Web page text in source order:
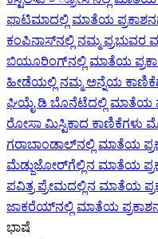
ಫಾಟಿಮಾದಲ್ಲಿ ಮಾತೆಯ
ಕಂಪಿನಾಸ್‌ನಲ್ಲಿ ನಮ್ಮ ಪ್ರಭುವರ
ಬಿಯೂರಿಂಗ್‌ನಲ್ಲಿ ಮಾತೆಯ
ಹೀಡೆಯಲ್ಲಿ ನಮ್ಮ ಅನ್ನೆಯ
ಘಿಯೈ ಡಿ ಬೊನೆಟೆದಲ್ಲಿ ಮಾತೆಯ
ರೋಸಾ ಮಿಸ್ಟಿಕಾದ ಕಾಣಿಕೆಗಳು
ಗರಾಬಾಂಡಾಲ್‌ನಲ್ಲಿ ಮಾತೆಯ
ಮೆಡ್ಜುಜೋರ್‌ಗೆಲ್ಲಿನ ಮಾತೆಯ
ಪವಿತ್ರ ಪ್ರೇಮದಲ್ಲಿನ ಮಾತೆಯ
ಜಾಕರೆಯ್‌ನಲ್ಲಿ ಮಾತೆಯ
ಭಾಷೆ